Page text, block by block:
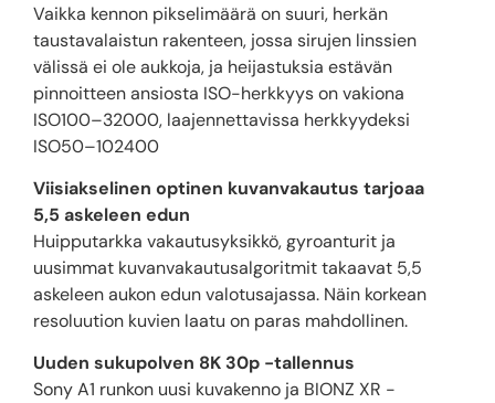
Vaikka kennon pikselimäärä on suuri, herkän
taustavalaistun rakenteen, jossa sirujen linssien
välissä ei ole aukkoja, ja heijastuksia estävän
pinnoitteen ansiosta ISO-herkkyys on vakiona
ISO100–32000, laajennettavissa herkkyydeksi
ISO50–102400
Viisiakselinen optinen kuvanvakautus tarjoaa
5,5 askeleen edun
Huipputarkka vakautusyksikkö, gyroanturit ja
uusimmat kuvanvakautusalgoritmit takaavat 5,5
askeleen aukon edun valotusajassa. Näin korkean
resoluution kuvien laatu on paras mahdollinen.
Uuden sukupolven 8K 30p -tallennus
Sony A1 runkon uusi kuvakenno ja BIONZ XR -